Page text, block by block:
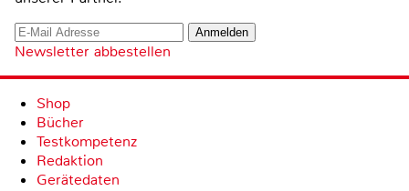
Newsletter abbestellen
Shop
Bücher
Testkompetenz
Redaktion
Gerätedaten